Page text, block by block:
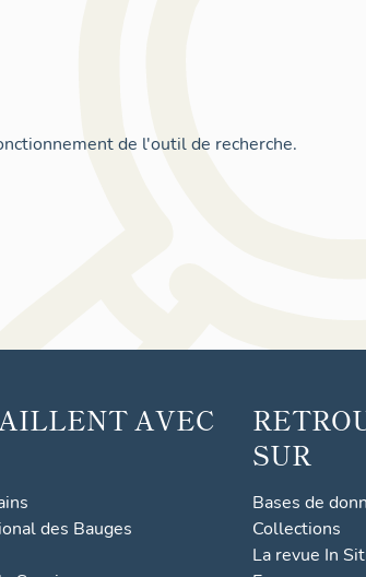
de l'outil de recherche.
AVEC
des Bauges
SUR
Bases de
Collections
La revue In